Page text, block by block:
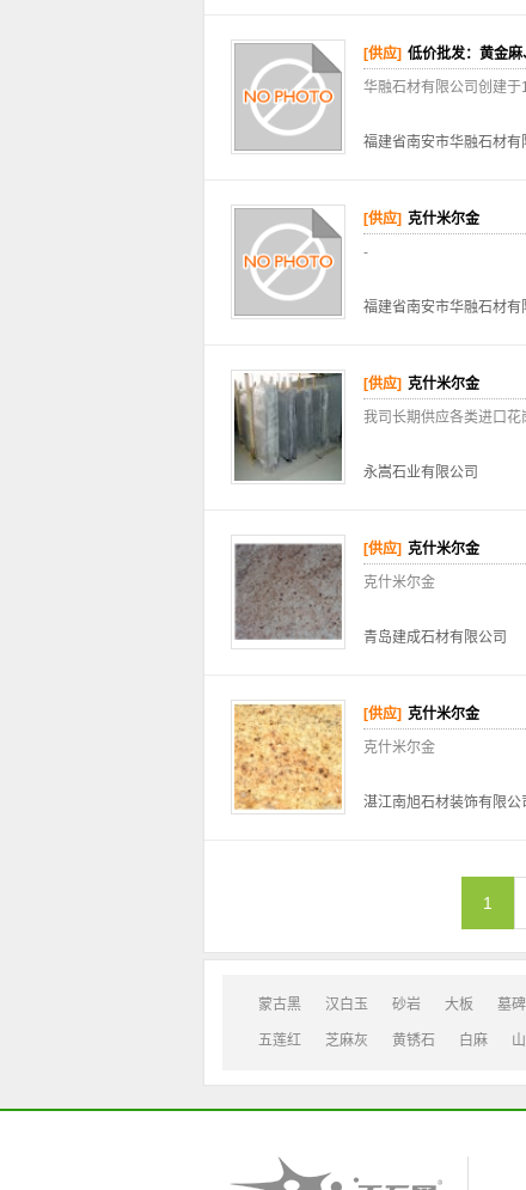
[供应] 低价批发：黄金麻
华融石材有限公司创建
福建省南安市华融石材有
[供应] 克什米尔金
-
福建省南安市华融石材有
[供应] 克什米尔金
我司长期供应各类进口花
永嵩石业有限公司
[供应] 克什米尔金
克什米尔金
青岛建成石材有限公司
[供应] 克什米尔金
克什米尔金
湛江南旭石材装饰有限公
1
蒙古黑 汉白玉 砂岩 大板 墓碑
五莲红 芝麻灰 黄锈石 白麻